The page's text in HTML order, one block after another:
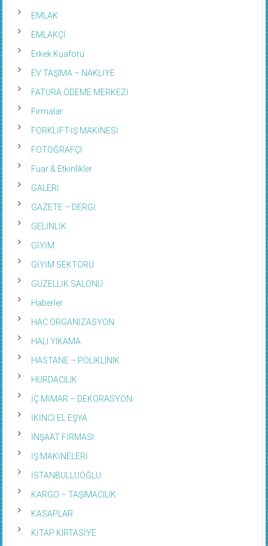
EMLAK
EMLAKÇI
Erkek Kuaförü
EV TAŞIMA – NAKLİYE
FATURA ÖDEME MERKEZİ
Firmalar
FORKLİFT-İŞ MAKİNESİ
FOTOĞRAFÇI
Fuar & Etkinlikler
GALERİ
GAZETE – DERGİ
GELİNLİK
GİYİM
GİYİM SEKTÖRÜ
GÜZELLİK SALONU
Haberler
HAC ORGANİZASYON
HALI YIKAMA
HASTANE – POLIKLINIK
HURDACILIK
İÇ MİMAR – DEKORASYON
İKİNCİ EL EŞYA
İNŞAAT FİRMASI
İŞ MAKİNELERİ
İSTANBULLUOĞLU
KARGO – TAŞIMACILIK
KASAPLAR
KİTAP KIRTASİYE